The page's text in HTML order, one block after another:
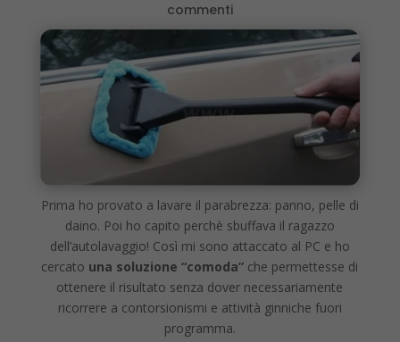
commenti
Prima ho provato a lavare il parabrezza: panno, pelle di
daino. Poi ho capito perchè sbuffava il ragazzo
dell’autolavaggio! Così mi sono attaccato al PC e ho
cercato una soluzione “comoda” che permettesse di
ottenere il risultato senza dover necessariamente
ricorrere a contorsionismi e attività ginniche fuori
programma.